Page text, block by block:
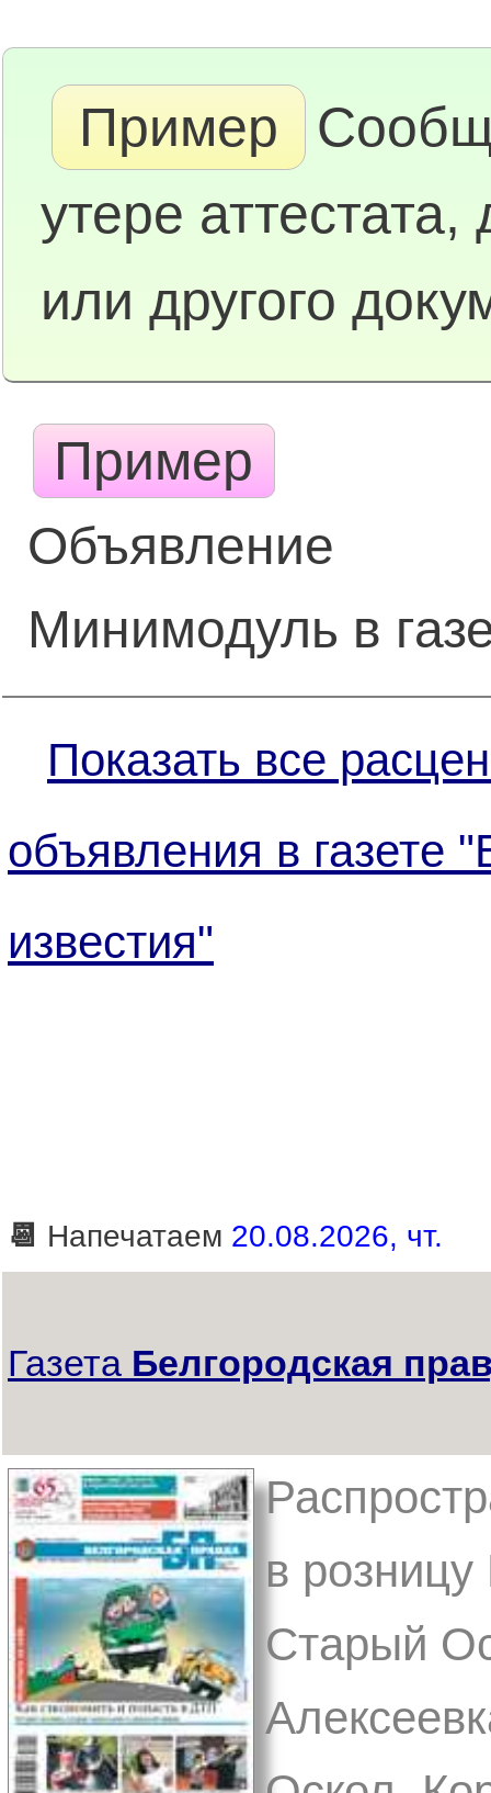
Пример
утере
или другого
Пример
Объявление
Минимодуль в
Показать все
объявления в газете
известия"
📆 Напечатаем 20.08.2026, чт.
Газета Белгородская
в розницу
Старый